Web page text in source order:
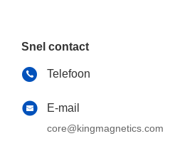
Snel contact
Telefoon
E-mail
core@kingmagnetics.com